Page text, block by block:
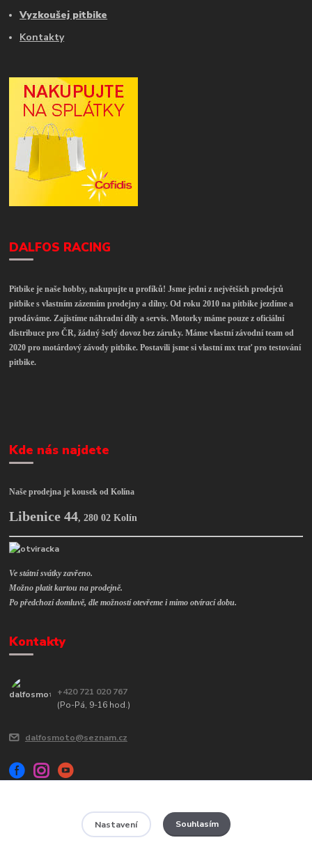
Vyzkoušej pitbike
Kontakty
DALFOS RACING
Pitbike je naše hobby, nakupujte u profíků! Jsme jedni z největších prodejců
pitbike s vlastním zázemím prodejny a dílny. Od roku 2010 na pitbike jezdíme a
prodáváme. Zajistíme náhradní díly a servis. Motorky máme pouze z oficiální
distribuce pro ČR, žádný šedý dovoz bez záruky. Máme vlastní závodní team od
2020 pro motárdový závody pitbike. Postavili jsme si vlastní mx trať pro testování
pitbike.
Kde nás najdete
Naše prodejna je kousek od Kolína
Libenice 44,280 02 Kolín
Ve státní svátky zavřeno.
Možno platit kartou na prodejně.
Po předchozí domluvě, dle možností otevřeme i mimo otvírací dobu.
Kontakty
+420 721 020 767
(Po-Pá, 9-16 hod.)
dalfosmoto@seznam.cz
Veškerý obsah tohoto webu je chráněn autorským zákonem č. 121/2000
Nastavení Souhlasím